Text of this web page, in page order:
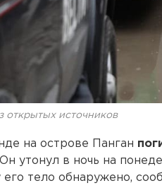
открытых источников
на острове Панган
Он утонул в ночь на
его тело обнаружено,